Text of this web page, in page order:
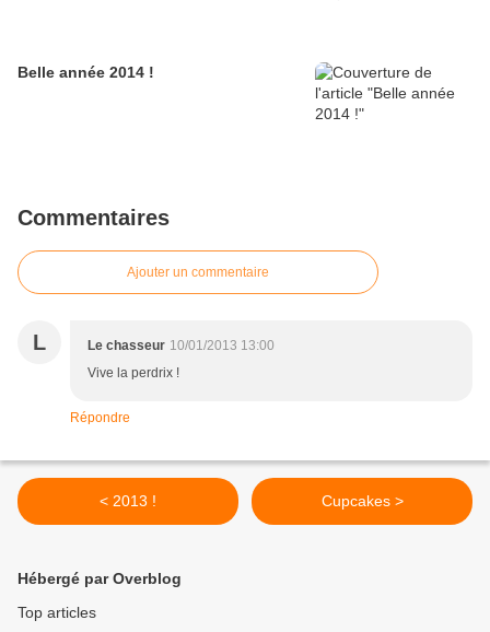
Belle année 2014 !
Commentaires
Ajouter un commentaire
L Le chasseur 10/01/2013 13:00
Vive la perdrix !
Répondre
< 2013 ! Cupcakes >
Hébergé par Overblog
Top articles